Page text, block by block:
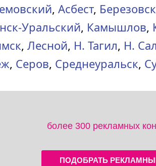
, Асбест,
Уральский, Камышлов,
, Лесной, Н. Тагил, Н.
, Серов, Среднеуральск,
более 300 рекламных
ПОДОБРАТЬ